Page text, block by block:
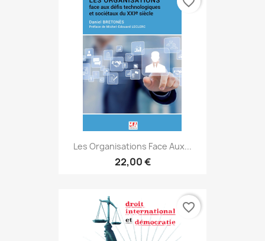
Les Organisations Face Aux...
22,00 €
favorite_border